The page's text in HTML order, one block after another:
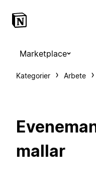
Marketplace
Kategorier Arbete
mallar